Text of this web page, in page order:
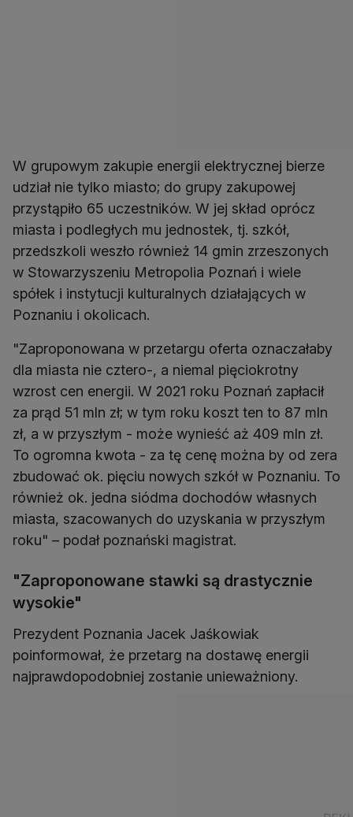
W grupowym zakupie energii elektrycznej bierze
udział nie tylko miasto; do grupy zakupowej
przystąpiło 65 uczestników. W jej skład oprócz
miasta i podległych mu jednostek, tj. szkół,
przedszkoli weszło również 14 gmin zrzeszonych
w Stowarzyszeniu Metropolia Poznań i wiele
spółek i instytucji kulturalnych działających w
Poznaniu i okolicach.
"Zaproponowana w przetargu oferta oznaczałaby
dla miasta nie cztero-, a niemal pięciokrotny
wzrost cen energii. W 2021 roku Poznań zapłacił
za prąd 51 mln zł; w tym roku koszt ten to 87 mln
zł, a w przyszłym - może wynieść aż 409 mln zł.
To ogromna kwota - za tę cenę można by od zera
zbudować ok. pięciu nowych szkół w Poznaniu. To
również ok. jedna siódma dochodów własnych
miasta, szacowanych do uzyskania w przyszłym
"Zaproponowane stawki są drastycznie
wysokie"
Prezydent Poznania Jacek Jaśkowiak
poinformował, że przetarg na dostawę energii